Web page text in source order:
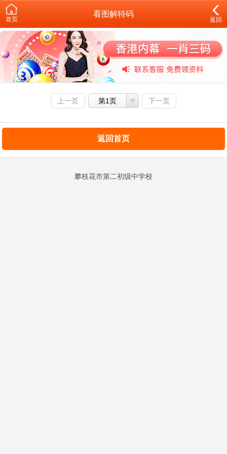
首页
看图解特码
返回
上一页 第1页 下一页
返回首页
攀枝花市第二初级中学校